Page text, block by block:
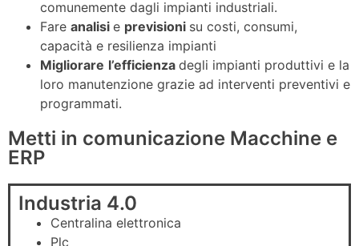
comunemente dagli impianti industriali.
Fare analisi e previsioni su costi, consumi,
capacità e resilienza impianti
Migliorare l’efficienza degli impianti produttivi e la
loro manutenzione grazie ad interventi preventivi e
programmati.
Metti in comunicazione Macchine e
ERP
Industria 4.0
Centralina elettronica
Plc